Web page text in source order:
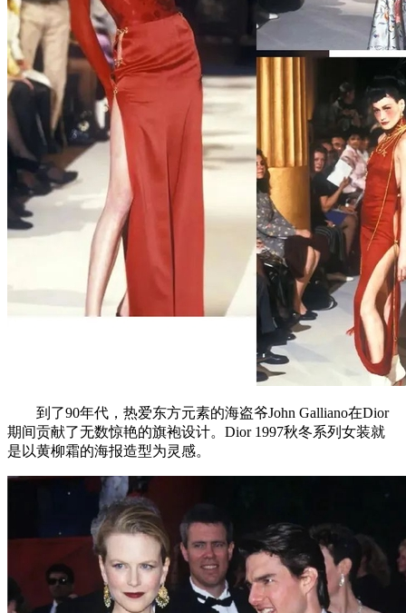
到了90年代，热爱东方元素的海盗爷John Galliano在Dior
期间贡献了无数惊艳的旗袍设计。Dior 1997秋冬系列女装就
是以黄柳霜的海报造型为灵感。